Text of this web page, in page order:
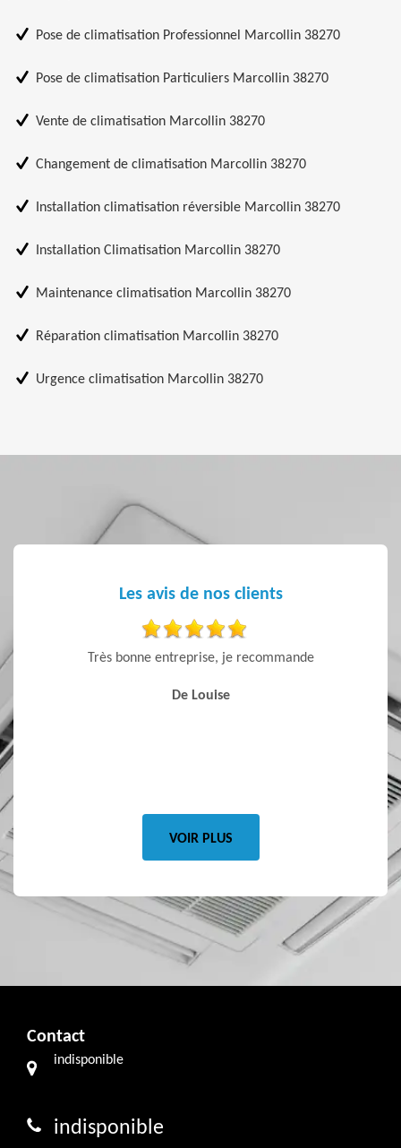
Pose de climatisation Professionnel Marcollin 38270
Pose de climatisation Particuliers Marcollin 38270
Vente de climatisation Marcollin 38270
Changement de climatisation Marcollin 38270
Installation climatisation réversible Marcollin 38270
Installation Climatisation Marcollin 38270
Maintenance climatisation Marcollin 38270
Réparation climatisation Marcollin 38270
Urgence climatisation Marcollin 38270
Les avis de nos clients
Très bonne entreprise, je recommande
De Louise
prix
VOIR PLUS
Contact
indisponible
indisponible